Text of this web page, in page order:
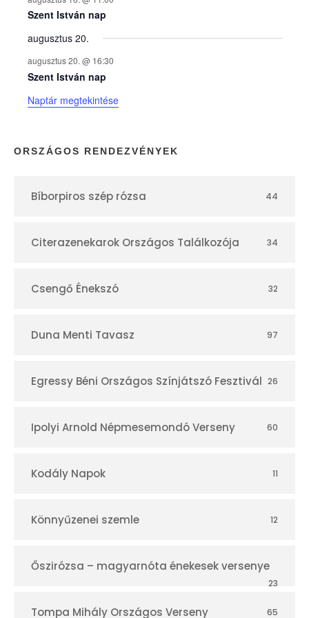
e
k
n
a
p
r
Szent István nap
augusztus 20.
augusztus 20. @ 16:30
Szent István nap
Naptár megtekintése
ORSZÁGOS RENDEZVÉNYEK
Bíborpiros szép rózsa 44
Citerazenekarok Országos Találkozója 34
Csengő Énekszó 32
Duna Menti Tavasz 97
Egressy Béni Országos Színjátszó Fesztivál 26
Ipolyi Arnold Népmesemondó Verseny 60
Kodály Napok 11
Könnyűzenei szemle 12
Őszirózsa – magyarnóta énekesek versenye
23
Tompa Mihály Országos Verseny 65